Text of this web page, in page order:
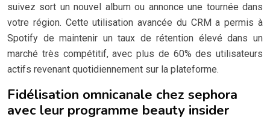
suivez sort un nouvel album ou annonce une tournée dans
votre région. Cette utilisation avancée du CRM a permis à
Spotify de maintenir un taux de rétention élevé dans un
marché très compétitif, avec plus de 60% des utilisateurs
actifs revenant quotidiennement sur la plateforme.
Fidélisation omnicanale chez sephora
avec leur programme beauty insider